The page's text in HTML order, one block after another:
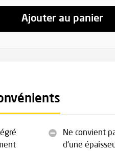
Ajouter au panier
Ne convient
d'une